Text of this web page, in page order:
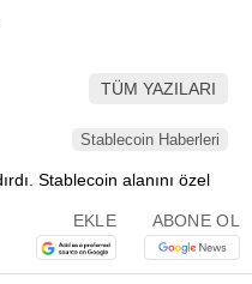
TÜM YAZILARI
Stablecoin Haberleri
EKLE ABONE OL